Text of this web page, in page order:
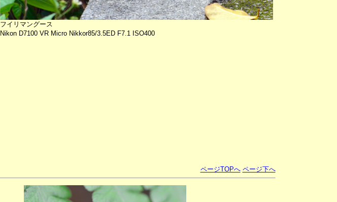
フイリマングース
Nikon D7100 VR Micro Nikkor85/3.5ED F7.1 ISO400
ページTOPへ ページ下へ